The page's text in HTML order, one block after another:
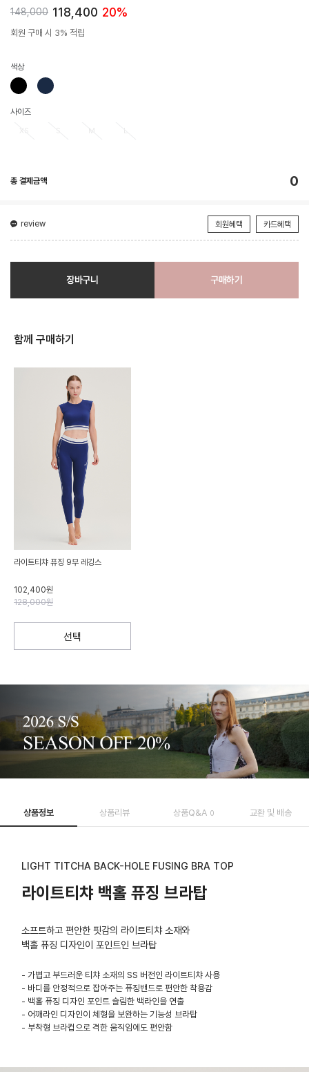
148,000 118,400 20%
회원 구매 시 3% 적립
색상
사이즈
총 결제금액 0
review 회원혜택 카드혜택
장바구니 구매하기
함께 구매하기
라이트티챠 퓨징 9부 레깅스
102,400원
128,000원
선택
상품정보 상품리뷰 상품Q&A 0 교환 및 배송
LIGHT TITCHA BACK-HOLE FUSING BRA TOP
라이트티챠 백홀 퓨징 브라탑
소프트하고 편안한 핏감의 라이트티챠 소재와
백홀 퓨징 디자인이 포인트인 브라탑
- 가볍고 부드러운 티챠 소재의 SS 버전인 라이트티챠 사용
- 바디를 안정적으로 잡아주는 퓨징밴드로 편안한 착용감
- 백홀 퓨징 디자인 포인트 슬림한 백라인을 연출
- 어깨라인 디자인이 체형을 보완하는 기능성 브라탑
- 부착형 브라컵으로 격한 움직임에도 편안함